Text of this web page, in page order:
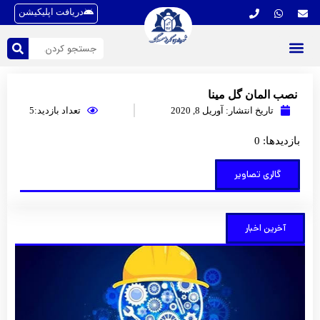
دریافت اپلیکیشن
نصب المان گل مینا
تاریخ انتشار: آوریل 8, 2020 تعداد بازدید:5
بازدیدها: 0
گالری تصاویر
آخرین اخبار